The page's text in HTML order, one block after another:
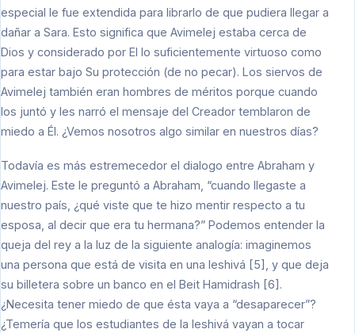
especial le fue extendida para librarlo de que pudiera llegar a
dañar a Sara. Esto significa que Avimelej estaba cerca de
Dios y considerado por El lo suficientemente virtuoso como
para estar bajo Su protección (de no pecar). Los siervos de
Avimelej también eran hombres de méritos porque cuando
los juntó y les narró el mensaje del Creador temblaron de
miedo a Él. ¿Vemos nosotros algo similar en nuestros días?
Todavía es más estremecedor el dialogo entre Abraham y
Avimelej. Este le preguntó a Abraham, “cuando llegaste a
nuestro país, ¿qué viste que te hizo mentir respecto a tu
esposa, al decir que era tu hermana?” Podemos entender la
queja del rey a la luz de la siguiente analogía: imaginemos
una persona que está de visita en una Ieshivá [5], y que deja
su billetera sobre un banco en el Beit Hamidrash [6].
¿Necesita tener miedo de que ésta vaya a “desaparecer”?
¿Temería que los estudiantes de la Ieshivá vayan a tocar